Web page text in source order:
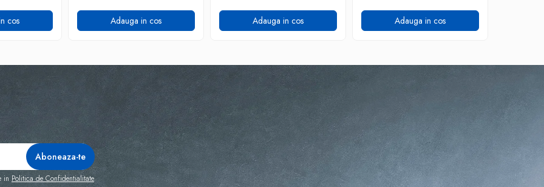
cos Adauga in cos Adauga in cos Adauga in cos
in Politica de Confidentialitate